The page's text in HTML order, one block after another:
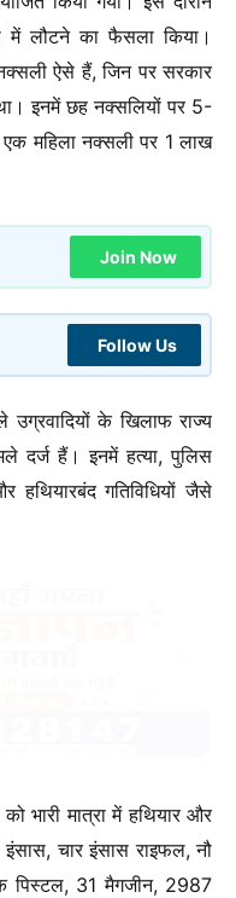
में लौटने का फैसला किया।
ऐसे हैं, जिन पर सरकार
इनमें छह नक्सलियों पर 5-
महिला नक्सली पर 1 लाख
Join Now
Follow Us
के खिलाफ राज्य
दर्ज हैं। इनमें हत्या, पुलिस
हथियारबंद गतिविधियों जैसे
भारी मात्रा में हथियार और
चार इंसास राइफल, नौ
पिस्टल, 31 मैगजीन, 2987